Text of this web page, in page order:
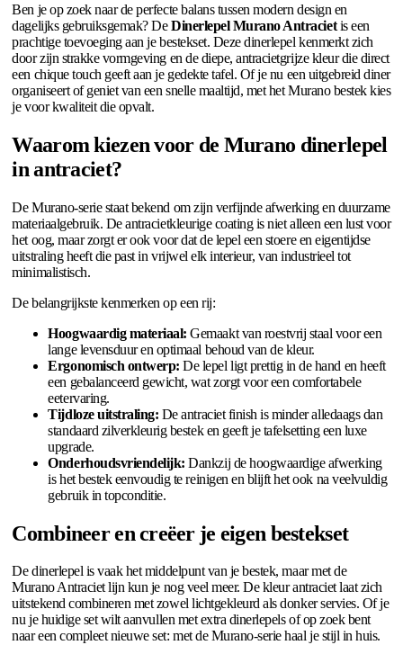
Ben je op zoek naar de perfecte balans tussen modern design en
dagelijks gebruiksgemak? DeDinerlepel Murano Antracietis een
prachtige toevoeging aan je bestekset. Deze dinerlepel kenmerkt zich
door zijn strakke vormgeving en de diepe, antracietgrijze kleur die direct
een chique touch geeft aan je gedekte tafel. Of je nu een uitgebreid diner
organiseert of geniet van een snelle maaltijd, met het Murano bestek kies
je voor kwaliteit die opvalt.
Waarom kiezen voor de Murano dinerlepel
in antraciet?
De Murano-serie staat bekend om zijn verfijnde afwerking en duurzame
materiaalgebruik. De antracietkleurige coating is niet alleen een lust voor
het oog, maar zorgt er ook voor dat de lepel een stoere en eigentijdse
uitstraling heeft die past in vrijwel elk interieur, van industrieel tot
minimalistisch.
De belangrijkste kenmerken op een rij:
Hoogwaardig materiaal: Gemaakt van roestvrij staal voor een
lange levensduur en optimaal behoud van de kleur.
Ergonomisch ontwerp: De lepel ligt prettig in de hand en heeft
een gebalanceerd gewicht, wat zorgt voor een comfortabele
eetervaring.
Tijdloze uitstraling: De antraciet finish is minder alledaags dan
standaard zilverkleurig bestek en geeft je tafelsetting een luxe
upgrade.
Onderhoudsvriendelijk: Dankzij de hoogwaardige afwerking
is het bestek eenvoudig te reinigen en blijft het ook na veelvuldig
gebruik in topconditie.
Combineer en creëer je eigen bestekset
De dinerlepel is vaak het middelpunt van je bestek, maar met de
Murano Antraciet lijn kun je nog veel meer. De kleur antraciet laat zich
uitstekend combineren met zowel lichtgekleurd als donker servies. Of je
nu je huidige set wilt aanvullen met extra dinerlepels of op zoek bent
naar een compleet nieuwe set: met de Murano-serie haal je stijl in huis.